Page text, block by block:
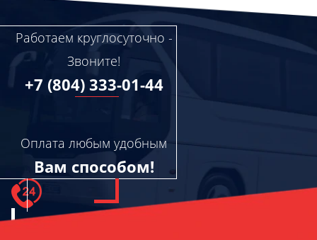
Работаем круглосуточно -
Звоните!
+7 (804) 333-01-44
Оплата любым удобным
Вам способом!